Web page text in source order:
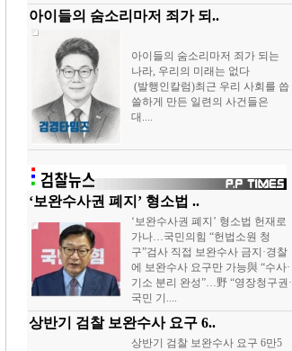
아이들의 숨소리마저 죄가 되..
아이들의 숨소리마저 죄가 되는
나라, 우리의 미래는 없다
(발행인칼럼)최근 우리 사회를 씁
쓸하게 만든 일련의 사건들은
대....
‘보완수사권 폐지’ 형소법 ..
‘보완수사권 폐지’ 형소법 헌재로
가나…국민의힘 “헌법소원 청
구”검사 직접 보완수사 금지·경찰
에 보완수사 요구만 가능與 “수사·
기소 분리 완성”…野 “영장청구권·
국민 기....
상반기 검찰 보완수사 요구 6..
상반기 검찰 보완수사 요구 6만5